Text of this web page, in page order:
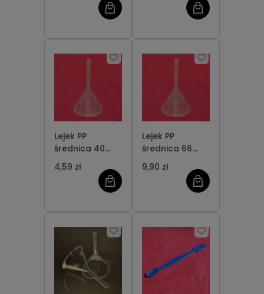
Lejek PP
średnica 40
mm
4,59 zł
Lejek PP
średnica 66
mm
9,90 zł